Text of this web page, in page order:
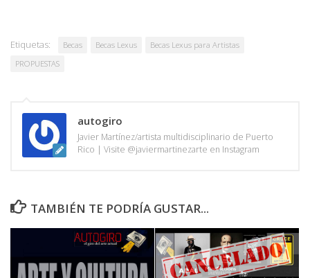
Etiquetas: Becas Becas Lexus
Becas Lexus para Artistas
PROPUESTAS
autogiro
Javier Martínez/artista multidisciplinario de Puerto
Rico | Visite @javiermartinezarte en Instagram
TAMBIÉN TE PODRÍA GUSTAR...